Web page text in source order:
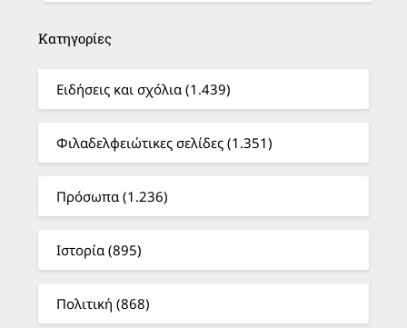
Κατηγορίες
Ειδήσεις και σχόλια (1.439)
Φιλαδελφειώτικες σελίδες (1.351)
Πρόσωπα (1.236)
Ιστορία (895)
Πολιτική (868)